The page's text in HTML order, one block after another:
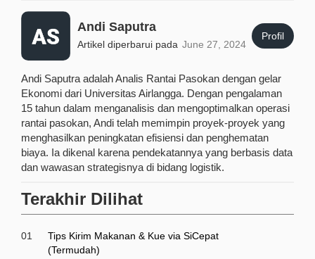
Andi Saputra
Artikel diperbarui pada June 27, 2024
Profil
Andi Saputra adalah Analis Rantai Pasokan dengan gelar
Ekonomi dari Universitas Airlangga. Dengan pengalaman
15 tahun dalam menganalisis dan mengoptimalkan operasi
rantai pasokan, Andi telah memimpin proyek-proyek yang
menghasilkan peningkatan efisiensi dan penghematan
biaya. Ia dikenal karena pendekatannya yang berbasis data
dan wawasan strategisnya di bidang logistik.
Terakhir Dilihat
01
Tips Kirim Makanan & Kue via SiCepat
(Termudah)